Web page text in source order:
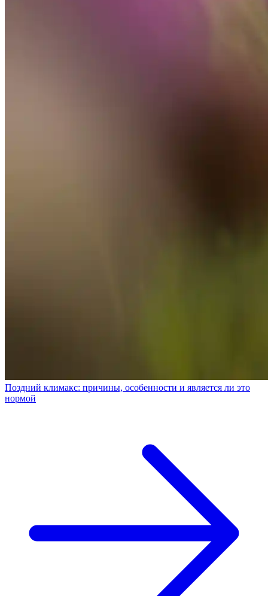
Поздний климакс: причины, особенности и является ли это
нормой